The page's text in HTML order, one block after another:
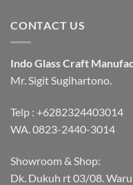
CONTACT US
Indo Glass Craft
Mr. Sigit Sugihartono.
Telp : +6282324403014
WA. 0823-2440-3014
Showroom & Shop:
Dk. Dukuh rt 03/08. Waru